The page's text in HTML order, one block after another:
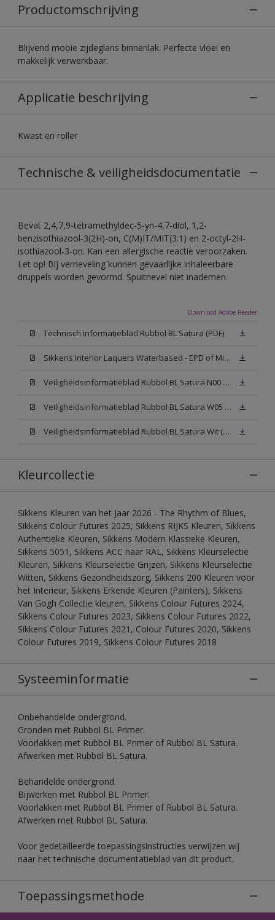
Productomschrijving
Blijvend mooie zijdeglans binnenlak. Perfecte vloei en
makkelijk verwerkbaar.
Applicatie beschrijving
Kwast en roller
Technische & veiligheidsdocumentatie
Bevat 2,4,7,9-tetramethyldec-5-yn-4,7-diol, 1,2-
benzisothiazool-3(2H)-on, C(M)IT/MIT(3:1) en 2-octyl-2H-
isothiazool-3-on. Kan een allergische reactie veroorzaken.
Let op! Bij verneveling kunnen gevaarlijke inhaleerbare
druppels worden gevormd. Spuitnevel niet inademen.
Download Adobe Reader
Technisch Informatieblad Rubbol BL Satura (PDF)
Sikkens Interior Laquers Waterbased - EPD of Milieuproductverklaring
Veiligheidsinformatieblad Rubbol BL Satura N00 (MSDS)
Veiligheidsinformatieblad Rubbol BL Satura W05 (MSDS)
Veiligheidsinformatieblad Rubbol BL Satura Wit (MSDS)
Kleurcollectie
Sikkens Kleuren van het Jaar 2026 - The Rhythm of Blues,
Sikkens Colour Futures 2025, Sikkens RIJKS Kleuren, Sikkens
Authentieke Kleuren, Sikkens Modern Klassieke Kleuren,
Sikkens 5051, Sikkens ACC naar RAL, Sikkens Kleurselectie
Kleuren, Sikkens Kleurselectie Grijzen, Sikkens Kleurselectie
Witten, Sikkens Gezondheidszorg, Sikkens 200 Kleuren voor
het Interieur, Sikkens Erkende Kleuren (Painters), Sikkens
Van Gogh Collectie kleuren, Sikkens Colour Futures 2024,
Sikkens Colour Futures 2023, Sikkens Colour Futures 2022,
Sikkens Colour Futures 2021, Colour Futures 2020, Sikkens
Colour Futures 2019, Sikkens Colour Futures 2018
Systeeminformatie
Onbehandelde ondergrond.
Gronden met Rubbol BL Primer.
Voorlakken met Rubbol BL Primer of Rubbol BL Satura.
Afwerken met Rubbol BL Satura.
Behandelde ondergrond.
Bijwerken met Rubbol BL Primer.
Voorlakken met Rubbol BL Primer of Rubbol BL Satura.
Afwerken met Rubbol BL Satura.
Voor gedetailleerde toepassingsinstructies verwijzen wij
naar het technische documentatieblad van dit product.
Toepassingsmethode